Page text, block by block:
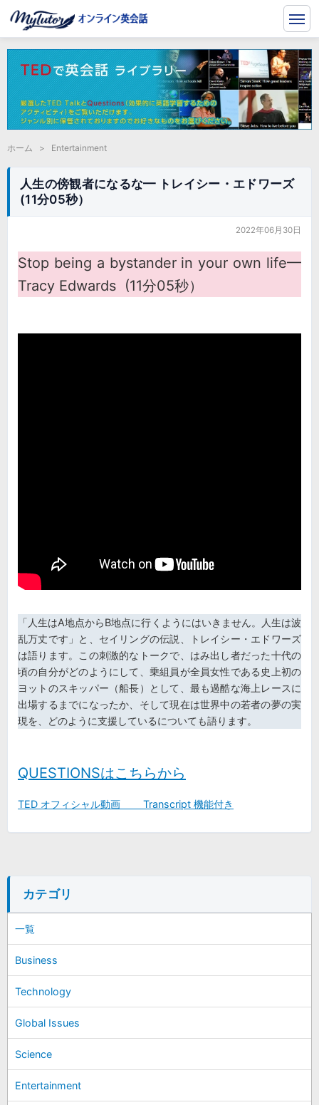
ホーム > Entertainment
人生の傍観者になるな━ トレイシー・エドワーズ
(11分05秒）
2022年06月30日
Stop being a bystander in your own life━
Tracy Edwards (11分05秒）
「人生はA地点からB地点に行くようにはいきません。人生は波
乱万丈です」と、セイリングの伝説、トレイシー・エドワーズ
は語ります。この刺激的なトークで、はみ出し者だった十代の
頃の自分がどのようにして、乗組員が全員女性である史上初の
ヨットのスキッパー（船長）として、最も過酷な海上レースに
出場するまでになったか、そして現在は世界中の若者の夢の実
現を、どのように支援しているについても語ります。
QUESTIONSはこちらから
TED オフィシャル動画 Transcript 機能付き
カテゴリ
一覧
Business
Technology
Global Issues
Science
Entertainment